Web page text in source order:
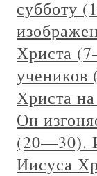
субботу
Христа
Христа
Он
(20—30).
Иисуса